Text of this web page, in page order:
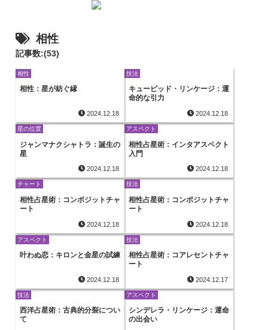
相性
記事数:(53)
相性
相性：星が紡ぐ縁
2024.12.18
技法
キューピッド・リンケージ：運
命的な引力
2024.12.18
星の位置
ジャンマナクシャトラ：誕生の
星
2024.12.18
アスペクト
相性占星術：インタアスペクト
入門
2024.12.18
チャート
相性占星術：コンポジットチャ
ート
2024.12.18
技法
相性占星術：コンポジットチャ
ート
2024.12.18
アスペクト
叶わぬ恋：キロンと金星の試練
2024.12.18
技法
相性占星術：コアレセントチャ
ート
2024.12.17
技法
西洋占星術：古典的分裂につい
て
アスペクト
シンデレラ・リンケージ：運命
の出会い